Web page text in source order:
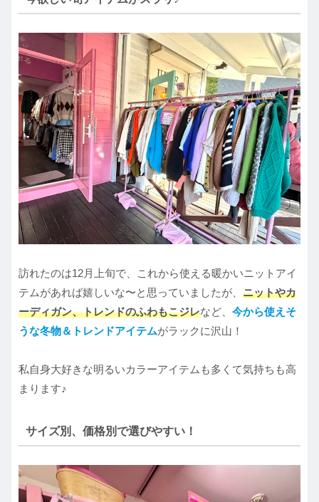
訪れたのは12月上旬で、これから使える暖かいニットアイ
テムがあれば嬉しいな〜と思っていましたが、 ニットやカ
ーディガン、トレンドのふわもこジレなど、 今から使えそ
うな冬物＆トレンドアイテムがラックに沢山！
私自身大好きな明るいカラーアイテムも多くて気持ちも高
まります♪
サイズ別、価格別で選びやすい！